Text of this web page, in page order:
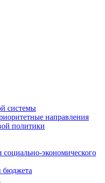
системы
направления
политики
экономического
бюджета